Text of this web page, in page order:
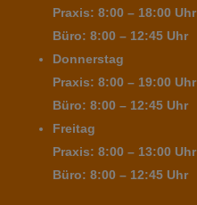
Praxis: 8:00 – 18:00 Uhr
Büro: 8:00 – 12:45 Uhr
Donnerstag
Praxis: 8:00 – 19:00 Uhr
Büro: 8:00 – 12:45 Uhr
Freitag
Praxis: 8:00 – 13:00 Uhr
Büro: 8:00 – 12:45 Uhr